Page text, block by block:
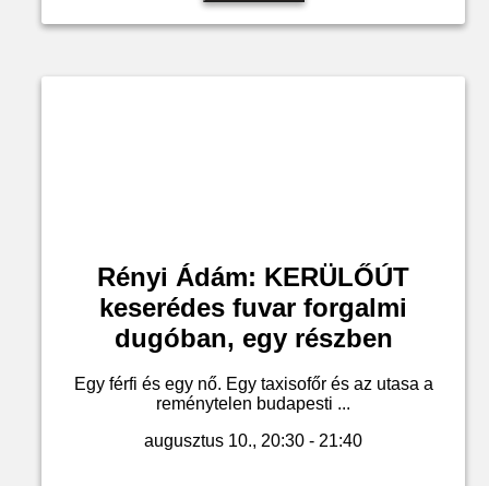
Rényi Ádám: KERÜLŐÚT
keserédes fuvar forgalmi
dugóban, egy részben
Egy férfi és egy nő. Egy taxisofőr és az utasa a
reménytelen budapesti ...
augusztus 10., 20:30 - 21:40